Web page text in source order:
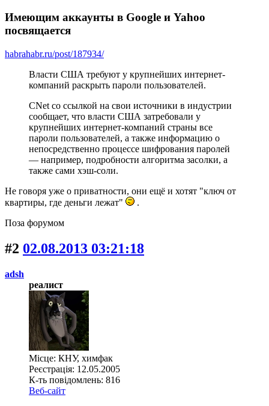
Имеющим аккаунты в Google и Yahoo
посвящается
habrahabr.ru/post/187934/
Власти США требуют у крупнейших интернет-
компаний раскрыть пароли пользователей.
CNet со ссылкой на свои источники в индустрии
сообщает, что власти США затребовали у
крупнейших интернет-компаний страны все
пароли пользователей, а также информацию о
непосредственно процессе шифрования паролей
— например, подробности алгоритма засолки, а
также сами хэш-соли.
Не говоря уже о приватности, они ещё и хотят "ключ от
квартиры, где деньги лежат"
.
Поза форумом
#2 02.08.2013 03:21:18
adsh
реалист
Місце: КНУ, химфак
Реєстрація: 12.05.2005
К-ть повідомлень: 816
Веб-сайт